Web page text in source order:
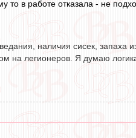
то в работе отказала - не
наличия сисек, запаха
на легионеров. Я думаю